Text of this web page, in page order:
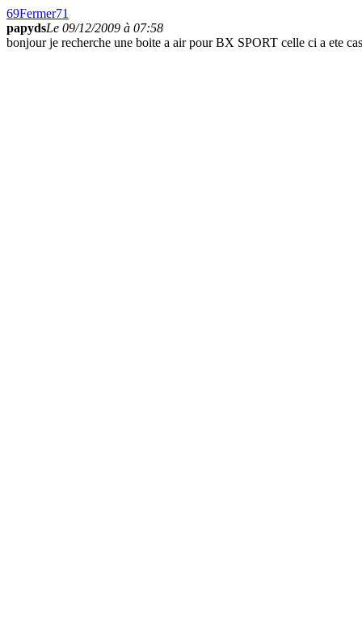
69Fermer71
papydsLe 09/12/2009 à 07:58
bonjour je recherche une boite a air pour BX SPORT celle ci a ete